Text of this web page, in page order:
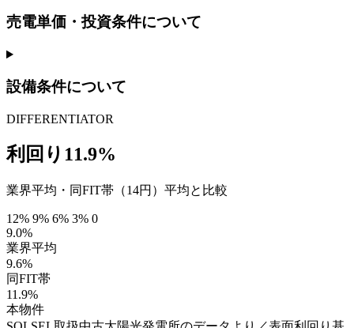
売電単価・投資条件について
設備条件について
DIFFERENTIATOR
利回り11.9%
業界平均・同FIT帯（14円）平均と比較
12% 9% 6% 3% 0
9.0%
業界平均
9.6%
同FIT帯
11.9%
本物件